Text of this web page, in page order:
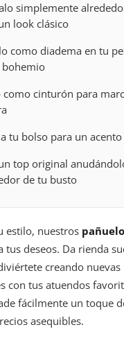
simplemente
look clásico
como diadema en tu
como cinturón para
tu bolso para un
top original
de tu busto
estilo, nuestros
tus deseos. Da rienda
creando nuevas
con tus atuendos
fácilmente un toque
asequibles.